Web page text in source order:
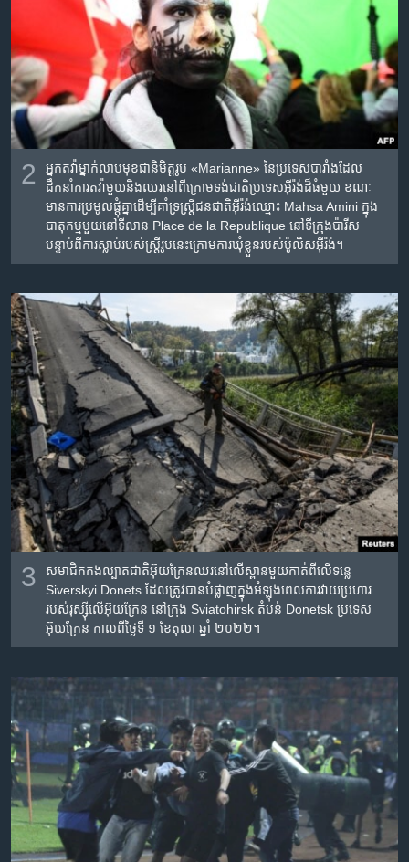
2
អ្នក​តវ៉ា​ម្នាក់​លាប​មុខ​ជា​និមិត្ត​រូប «Marianne» នៃ​ប្រទេស​បារាំង​ដែល​
ដឹកនាំ​ការ​​តវ៉ា​មួយ​និង​ឈរ​នៅ​ពីក្រោម​ទង់ជាតិ​ប្រទេស​អ៊ីរ៉ង់​ដ៏​ធំ​មួយ ខណៈ​
មាន​ការ​ប្រមូលផ្តុំ​គ្នា​ដើម្បី​គាំទ្រ​ស្រ្តី​ជនជាតិ​អ៊ីរ៉ង់​ឈ្មោះ Mahsa Amini ក្នុង​
បាតុកម្ម​មួយ​នៅ​ទីលាន Place de la Republique នៅ​ទីក្រុង​ប៉ារីស
បន្ទាប់​ពី​ការ​ស្លាប់​របស់​ស្រ្តី​រូប​នេះ​ក្រោម​ការ​ឃុំខ្លួន​របស់​ប៉ូលិស​អ៊ីរ៉ង់។
3
សមាជិក​កងល្បាត​ជាតិ​អ៊ុយក្រែន​ឈរ​នៅ​លើ​ស្ពាន​​មួយ​កាត់​ពី​លើ​ទន្លេ
Siverskyi Donets ដែល​ត្រូវ​បាន​បំផ្លាញ​ក្នុង​អំឡុងពេល​ការ​វាយប្រហារ​
របស់​រុស្ស៊ី​លើ​អ៊ុយក្រែន នៅ​ក្រុង Sviatohirsk តំបន់​ Donetsk ប្រទេស​
អ៊ុយក្រែន កាល​ពី​ថ្ងៃ​ទី ១ ខែ​តុលា ឆ្នាំ​ ២០២២។